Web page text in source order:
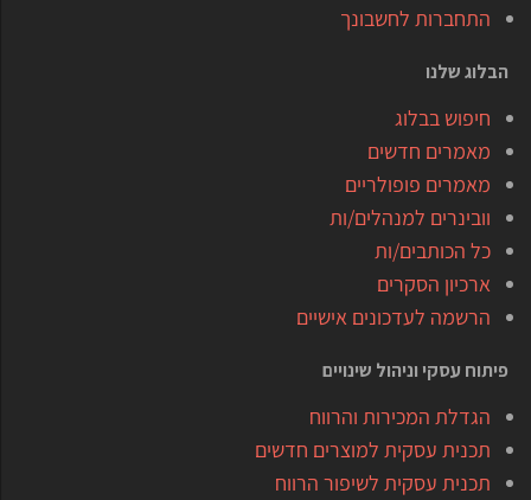
התחברות לחשבונך
הבלוג שלנו
חיפוש בבלוג
מאמרים חדשים
מאמרים פופולריים
וובינרים למנהלים/ות
כל הכותבים/ות
ארכיון הסקרים
הרשמה לעדכונים אישיים
פיתוח עסקי וניהול שינויים
הגדלת המכירות והרווח
תכנית עסקית למוצרים חדשים
תכנית עסקית לשיפור הרווח